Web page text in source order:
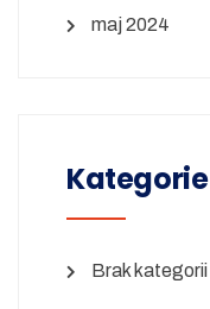
maj 2024
Kategorie
Brak kategorii